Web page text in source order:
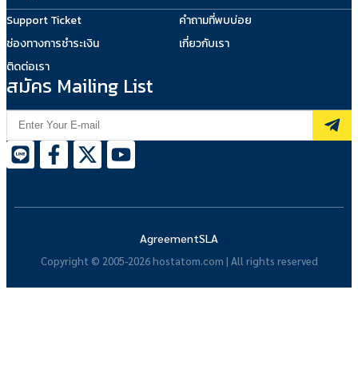
Support Ticket
ช่องทางการชำระเงิน
ติดต่อเรา
คำถามที่พบบ่อย
เกี่ยวกับเรา
สมัคร Mailing List
Copyright © 2005-2026 hostatom.com | All rights reserved
AgreementSLA